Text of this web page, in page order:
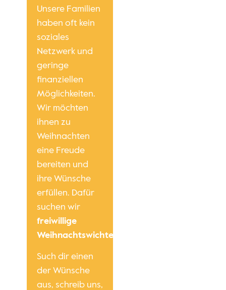
Unsere Familien
haben oft kein
soziales
Netzwerk und
geringe
finanziellen
Möglichkeiten.
Wir möchten
ihnen zu
Weihnachten
eine Freude
bereiten und
ihre Wünsche
erfüllen. Dafür
suchen wir
freiwillige
Weihnachtswichtel
Such dir einen
der Wünsche
aus, schreib uns,